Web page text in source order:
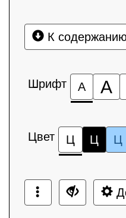
К
Шрифт А А
Цвет Ц Ц Ц